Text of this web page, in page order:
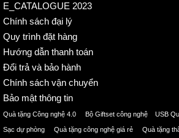
E_CATALOGUE 2023
Chính sách đại lý
Quy trình đặt hàng
Hướng dẫn thanh toán
Đổi trả và bảo hành
Chính sách vận chuyển
Bảo mật thông tin
Quà tặng Công nghệ 4.0 Bộ Giftset công nghệ USB
Sạc dự phòng Quà tặng công nghệ giá rẻ Quà tặng